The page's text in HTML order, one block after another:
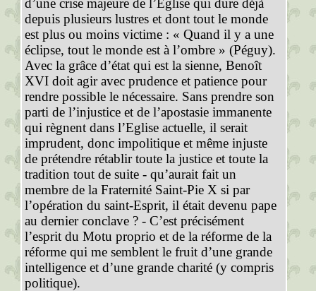
d’une crise majeure de l’Eglise qui dure déjà
depuis plusieurs lustres et dont tout le monde
est plus ou moins victime : « Quand il y a une
éclipse, tout le monde est à l’ombre » (Péguy).
Avec la grâce d’état qui est la sienne, Benoît
XVI doit agir avec prudence et patience pour
rendre possible le nécessaire. Sans prendre son
parti de l’injustice et de l’apostasie immanente
qui règnent dans l’Eglise actuelle, il serait
imprudent, donc impolitique et même injuste
de prétendre rétablir toute la justice et toute la
tradition tout de suite - qu’aurait fait un
membre de la Fraternité Saint-Pie X si par
l’opération du saint-Esprit, il était devenu pape
au dernier conclave ? - C’est précisément
l’esprit du Motu proprio et de la réforme de la
réforme qui me semblent le fruit d’une grande
intelligence et d’une grande charité (y compris
politique).